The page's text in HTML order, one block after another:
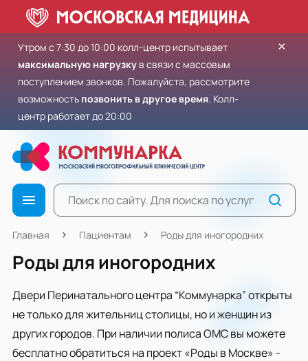
Утром с 7:30 до 10:00 колл-центр испытывает
максимальную нагрузку в связи с массовым
поступлением звонков. Пожалуйста, рассмотрите
возможность позвонить в другое время. Колл-
центр работает до 20:00
×
Главная Пациентам Роды для иногородних
Роды для иногородних
Двери Перинатального центра “Коммунарка” открыты
не только для жительниц столицы, но и женщин из
других городов. При наличии полиса ОМС вы можете
бесплатно обратиться на проект «Роды в Москве» -